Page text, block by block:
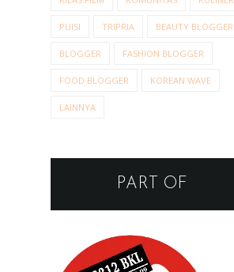
PUISI TRIPRIA BEAUTY BLOGGER
BLOGGER FASHION BLOGGER
FOOD BLOGGER KOREAN WAVE
LAINNYA
PART OF